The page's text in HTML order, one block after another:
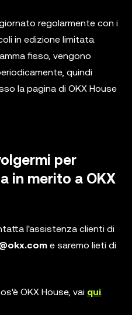
regolarmente con i
in edizione limitata.
fisso, vengono
quindi
la pagina di OKX House
per
in merito a OKX
l'assistenza clienti di
e saremo lieti di
OKX House, vai qui.